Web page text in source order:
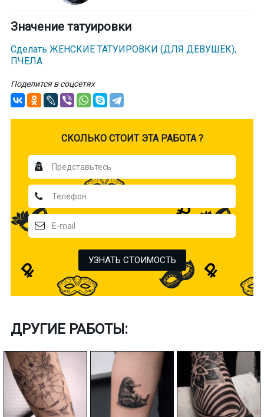
Значение татуировки
Сделать ЖЕНСКИЕ ТАТУИРОВКИ (ДЛЯ ДЕВУШЕК),
ПЧЕЛА
Поделится в соцсетях
CКОЛЬКО СТОИТ ЭТА РАБОТА ?
УЗНАТЬ СТОИМОСТЬ
ДРУГИЕ РАБОТЫ: